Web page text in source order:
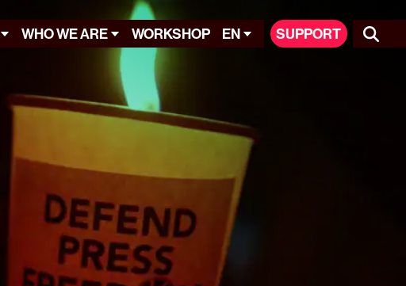
WHO WE ARE WORKSHOP EN SUPPORT